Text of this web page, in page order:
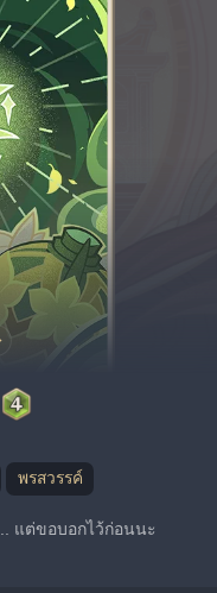
พรสวรรค์
แต่ขอบอกไว้ก่อนนะ